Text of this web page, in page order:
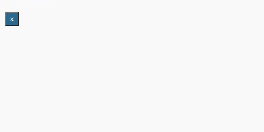
×